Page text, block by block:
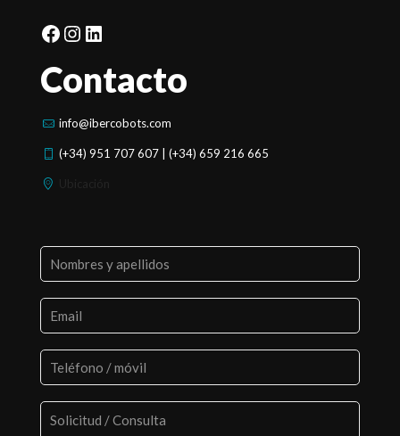
Facebook
Instagram
LinkedIn
Contacto
info@ibercobots.com
(+34) 951 707 607 | (+34) 659 216 665